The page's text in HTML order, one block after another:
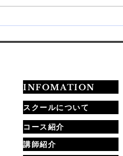
法まで学べます
INFOMATION
スクールについて
コース紹介
講師紹介